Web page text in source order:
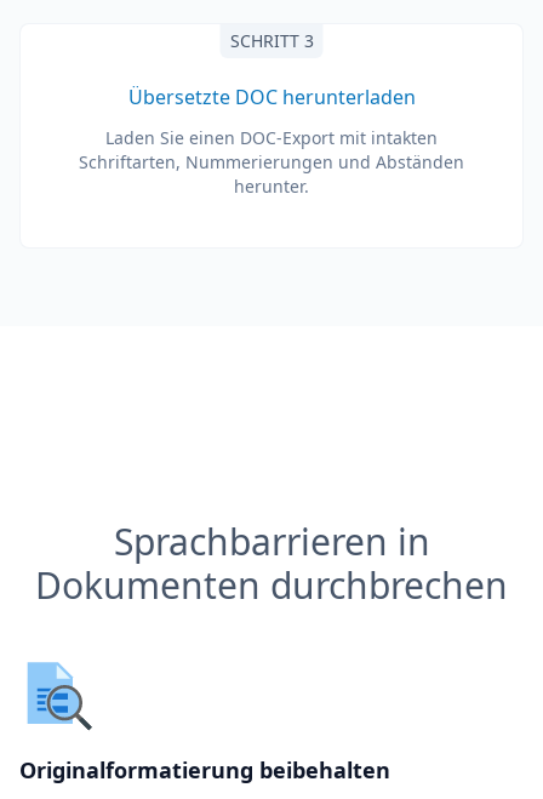
SCHRITT 3
Übersetzte DOC herunterladen
Laden Sie einen DOC-Export mit intakten
Schriftarten, Nummerierungen und Abständen
herunter.
Sprachbarrieren in
Dokumenten durchbrechen
Originalformatierung beibehalten